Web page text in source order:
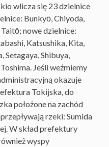
wlicza się 23 dzielnice
Bunkyō, Chiyoda,
nowe dzielnice:
Katsushika, Kita,
Setagaya, Shibuya,
Jeśli weźmiemy
okazuje
Tokijska, do
położone na zachód
rzeki: Sumida
W skład prefektury
wyspy